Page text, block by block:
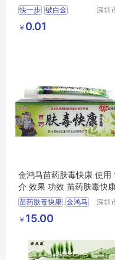
快一步 铍白金
铍白金快一步
深圳
￥ 0.01
金鸿马苗药肤毒快康 使用
介 效果 功效 苗药肤毒快
厂家供应商
苗药肤毒快康 金鸿马
金鸿马苗药肤毒快康
深圳
￥ 15.00